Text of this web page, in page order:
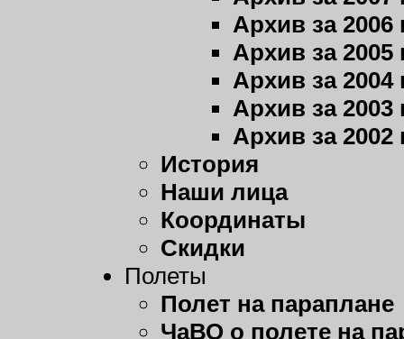
Архив за 2006
Архив за 2005
Архив за 2004
Архив за 2003
Архив за 2002
История
Наши лица
Координаты
Скидки
Полеты
Полет на параплане
ЧаВО о полете на